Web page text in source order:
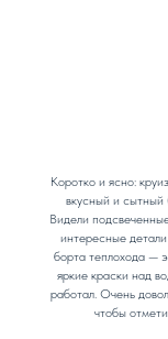
Коротко и ясно:
вкусный и сытный
Видели
интересные
борта теплохода —
яркие краски над
работал. Очень
чтобы